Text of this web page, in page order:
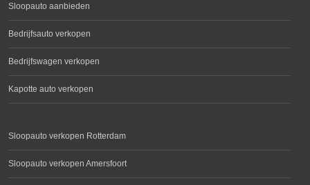
Sloopauto aanbieden
Bedrijfsauto verkopen
Bedrijfswagen verkopen
Kapotte auto verkopen
Sloopauto verkopen Rotterdam
Sloopauto verkopen Amersfoort